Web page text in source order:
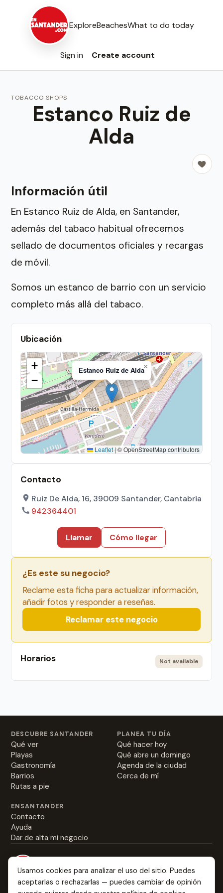
ExploreBeachesWhat to do today
Sign in Create account
TOBACCO SHOPS
Estanco Ruiz de
Alda
Información útil
En Estanco Ruiz de Alda, en Santander,
además del tabaco habitual ofrecemos
sellado de documentos oficiales y recargas
de móvil.
Somos un estanco de barrio con un servicio
completo más allá del tabaco.
Ubicación
Estanco Ruiz de Alda×
+
−
Leaflet|© OpenStreetMap contributors
Contacto
Ruiz De Alda, 16, 39009 Santander, Cantabria
942364401
Llamar Cómo llegar
¿Es este su negocio?
Reclame esta ficha para actualizar información,
añadir fotos y responder a reseñas.
Reclamar este negocio
Horarios Not available
DESCUBRE SANTANDER
Qué ver
Playas
Gastronomía
Barrios
Rutas a pie
PLANEA TU DÍA
Qué hacer hoy
Qué abre un domingo
Agenda de la ciudad
Cerca de mí
ENSANTANDER
Contacto
Ayuda
Dar de alta mi negocio
Everything about Santander: from the best rabas to
Usamos cookies para analizar el uso del sitio. Puedes
aceptarlas o rechazarlas — puedes cambiar de opinión